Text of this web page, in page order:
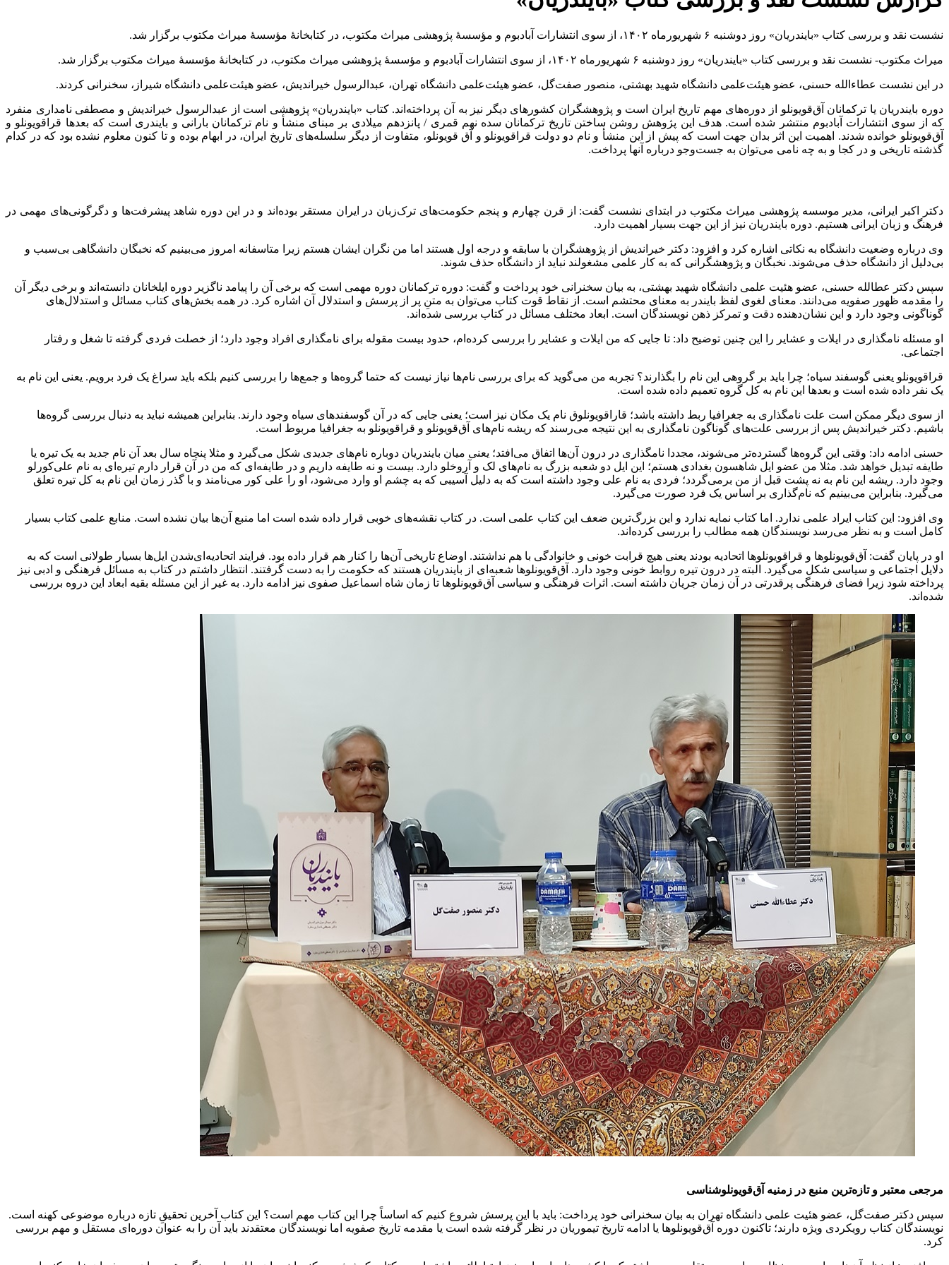
نشست نقد و بررسی کتاب «بایندریان» روز دوشنبه ۶ شهریورماه ۱۴۰۲، از سوی انتشارات آبادبوم و مؤسسۀ پژوهشی میراث مکتوب، در کتابخانۀ مؤسسۀ میراث مکتوب برگزار شد.
میراث مکتوب- نشست نقد و بررسی کتاب «بایندریان» روز دوشنبه ۶ شهریورماه ۱۴۰۲، از سوی انتشارات آبادبوم و مؤسسۀ پژوهشی میراث مکتوب، در کتابخانۀ مؤسسۀ میراث مکتوب برگزار شد.
در این نشست عطاءالله حسنی، عضو هیئت‌علمی دانشگاه شهید بهشتی، منصور صفت‌گل، عضو هیئت‌علمی دانشگاه تهران، عبدالرسول خیراندیش، عضو هیئت‌علمی دانشگاه شیراز، سخنرانی کردند.
دوره بایندریان یا ترکمانان آق‌قویونلو از دوره‌های مهم تاریخ ایران است و پژوهشگران کشورهای دیگر نیز به آن پرداخته‌اند. کتاب «بایندریان» پژوهشی است از عبدالرسول خیراندیش و مصطفی نامداری منفرد
که از سوی انتشارات آبادبوم منتشر شده است. هدف این پژوهش روشن ساختن تاریخ ترکمانان سده نهم قمری / پانزدهم میلادی بر مبنای منشأ و نام ترکمانان بارانی و بایندری است که بعدها قراقویونلو و
آق‌قویونلو خوانده شدند. اهمیت این اثر بدان جهت است که پیش از این منشأ و نام دو دولت قراقویونلو و آق قویونلو، متفاوت از دیگر سلسله‌های تاریخ ایران، در ابهام بوده و تا کنون معلوم نشده بود که در کدام
گذشته تاریخی و در کجا و به چه نامی می‌توان به جست‌وجو درباره آنها پرداخت.
دکتر اکبر ایرانی، مدیر موسسه پژوهشی میراث مکتوب در ابتدای نشست گفت: از قرن چهارم و پنجم حکومت‌های ترک‌زبان در ایران مستقر بوده‌اند و در این دوره شاهد پیشرفت‌ها و دگرگونی‌های مهمی در
فرهنگ و زبان ایرانی هستیم. دوره بایندریان نیز از این جهت بسیار اهمیت دارد.
وی درباره وضعیت دانشگاه به نکاتی اشاره کرد و افزود: دکتر خیراندیش از پژوهشگران با سابقه و درجه اول هستند اما من نگران ایشان هستم زیرا متاسفانه امروز می‌بینیم که نخبگان دانشگاهی بی‌سبب و
بی‌دلیل از دانشگاه حذف می‌شوند. نخبگان و پژوهشگرانی که به کار علمی مشغولند نباید از دانشگاه حذف شوند.
سپس دکتر عطالله حسنی، عضو هئیت علمی دانشگاه شهید بهشتی، به بیان سخنرانی خود پرداخت و گفت: دوره ترکمانان دوره مهمی است که برخی آن را پیامد ناگزیر دوره ایلخانان دانسته‌اند و برخی دیگر آن
را مقدمه ظهور صفویه می‌دانند. معنای لغوی لفظ بایندر به معنای محتشم است. از نقاط قوت کتاب می‌توان به متنِ پر از پرسش و استدلال آن اشاره کرد. در همه بخش‌های کتاب مسائل و استدلال‌های
گوناگونی وجود دارد و این نشان‌دهنده دقت و تمرکز ذهن نویسندگان است. ابعاد مختلف مسائل در کتاب بررسی شده‌اند.
او مسئله نامگذاری در ایلات و عشایر را این چنین توضیح داد: تا جایی که من ایلات و عشایر را بررسی کرده‌ام، حدود بیست مقوله برای نا‌مگذاری افراد وجود دارد؛ از خصلت فردی گرفته تا شغل و رفتار
اجتماعی.
قراقویونلو یعنی گوسفند سیاه؛ چرا باید بر گروهی این نام را بگذارند؟ تجربه من می‌گوید که برای بررسی نام‌ها نیاز نیست که حتما گروه‌ها و جمع‌ها را بررسی کنیم بلکه باید سراغ یک فرد برویم. یعنی این نام به
یک نفر داده شده است و بعدها این نام به کل گروه تعمیم داده شده است.
از سوی دیگر ممکن است علت نامگذاری به جغرافیا ربط داشته باشد؛ قاراقویونلوق نام یک مکان نیز است؛ یعنی جایی که در آن گوسفندهای سیاه وجود دارند. بنابراین همیشه نباید به دنبال بررسی گروه‌ها
باشیم. دکتر خیراندیش پس از بررسی‌ علت‌های گوناگون نامگذاری به این نتیجه می‌رسند که ریشه نام‌های آق‌قویونلو و قراقویونلو به جغرافیا مربوط است.
حسنی ادامه داد: وقتی این گروه‌ها گسترده‌تر می‌شوند، مجددا نامگذاری در درون آن‌ها اتفاق می‌افتد؛ یعنی میان بایندریان دوباره نام‌های جدیدی شکل می‌گیرد و مثلا پنچاه سال بعد آن نام جدید به یک تیره یا
طایفه تبدیل خواهد شد. مثلا من عضو ایل شاهسون بغدادی هستم؛ این ایل دو شعبه بزرگ به نام‌های لک و آروخلو دارد. بیست و نه طایفه داریم و در طایفه‌ای که من در آن قرار دارم تیره‌ای به نام علی‌کورلو
وجود دارد. ریشه این نام به نه پشت قبل از من برمی‌گردد؛ فردی به نام علی وجود داشته است که به دلیل آسیبی که به چشم او وارد می‌شود، او را علی کور می‌نامند و با گذر زمان این نام به کل تیره تعلق
می‌گیرد. بنابراین می‌بینیم که نام‌گذاری بر اساس یک فرد صورت می‌گیرد.
وی افزود: این کتاب ایراد علمی ندارد. اما کتاب نمایه ندارد و این بزرگ‌ترین ضعف این کتاب علمی است. در کتاب نقشه‌های خوبی قرار داده شده است اما منبع آن‌ها بیان نشده است. منابع علمی کتاب بسیار
کامل است و به نظر می‌رسد نویسندگان همه مطالب را بررسی کرده‌اند.
او در پایان گفت: آق‌قویونلوها و قراقویونلو‌ها اتحادیه بودند یعنی هیچ قرابت خونی و خانوادگی با هم نداشتند. اوضاع تاریخی آن‌ها را کنار هم قرار داده بود. فرایند اتحادیه‌ای‌شدن ایل‌ها بسیار طولانی است که به
دلایل اجتماعی و سیاسی شکل می‌گیرد. البته در درون تیره روابط خونی وجود دارد. آق‌قویونلوها شعبه‌ای از بایندریان هستند که حکومت را به دست گرفتند. انتظار داشتم در کتاب به مسائل فرهنگی و ادبی نیز
پرداخته شود زیرا فضای فرهنگی پرقدرتی در آن زمان جریان داشته است. اثرات فرهنگی و سیاسی آق‌قویونلوها تا زمان شاه اسماعیل صفوی نیز ادامه دارد. به غیر از این مسئله بقیه ابعاد این دروه بررسی
شده‌اند.
مرجعی معتبر و تازه‌ترین منبع در زمنیه آق‌قویونلوشناسی
سپس دکتر صفت‌گل، عضو هئیت علمی دانشگاه تهران به بیان سخنرانی خود پرداخت: باید با این پرسش شروع کنیم که اساساً چرا این کتاب مهم است؟ این کتاب آخرین تحقیقِ تازه درباره موضوعی کهنه است.
نویسندگان کتاب رویکردی ویژه دارند؛ تاکنون دوره آق‌قویونلوها یا ادامه تاریخ تیموریان در نظر گرفته شده است یا مقدمه‌ تاریخ صفویه اما نویسندگان معتقدند باید آن را به عنوان دوره‌ای مستقل و مهم بررسی
کرد.